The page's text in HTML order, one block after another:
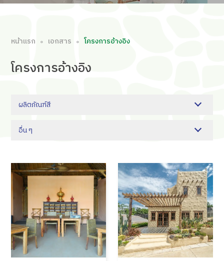
หน้าแรก ∘ เอกสาร ∘ โครงการอ้างอิง
โครงการอ้างอิง
ผลิตภัณฑ์สี
อื่น ๆ